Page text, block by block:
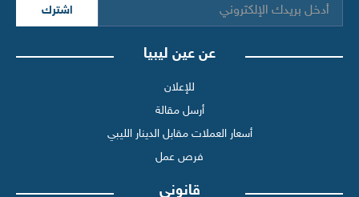
اشترك
عن عين ليبيا
للإعلان
أرسل مقالة
أسعار العملات مقابل الدينار الليبي
فرص عمل
قانوني